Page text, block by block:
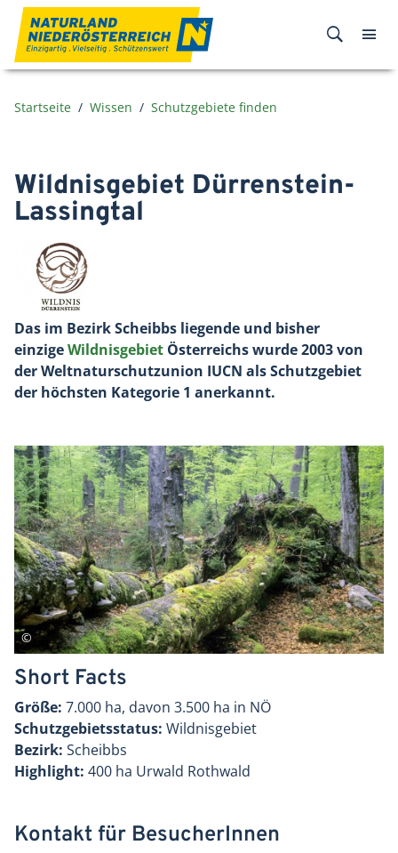
Zum Inhalt
Startseite Wissen Schutzgebiete finden
Wildnisgebiet Dürrenstein-
Lassingtal
Das im Bezirk Scheibbs liegende und bisher
einzigeWildnisgebiet Österreichs wurde 2003 von
der Weltnaturschutzunion IUCN als Schutzgebiet
der höchsten Kategorie 1 anerkannt.
Short Facts
Größe: 7.000 ha, davon 3.500 ha in NÖ
Schutzgebietsstatus: Wildnisgebiet
Bezirk: Scheibbs
Highlight: 400 ha Urwald Rothwald
Kontakt für BesucherInnen